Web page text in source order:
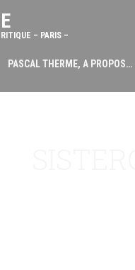
– PARIS –
PASCAL THERME, A PROPOS…